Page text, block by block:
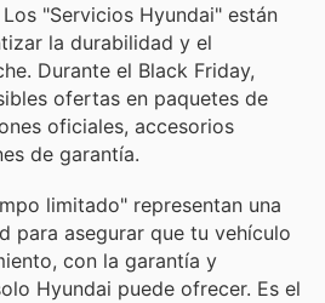
"Servicios Hyundai" están
la durabilidad y el
Durante el Black Friday,
ofertas en paquetes de
oficiales, accesorios
de garantía.
limitado" representan una
para asegurar que tu vehículo
con la garantía y
Hyundai puede ofrecer. Es el